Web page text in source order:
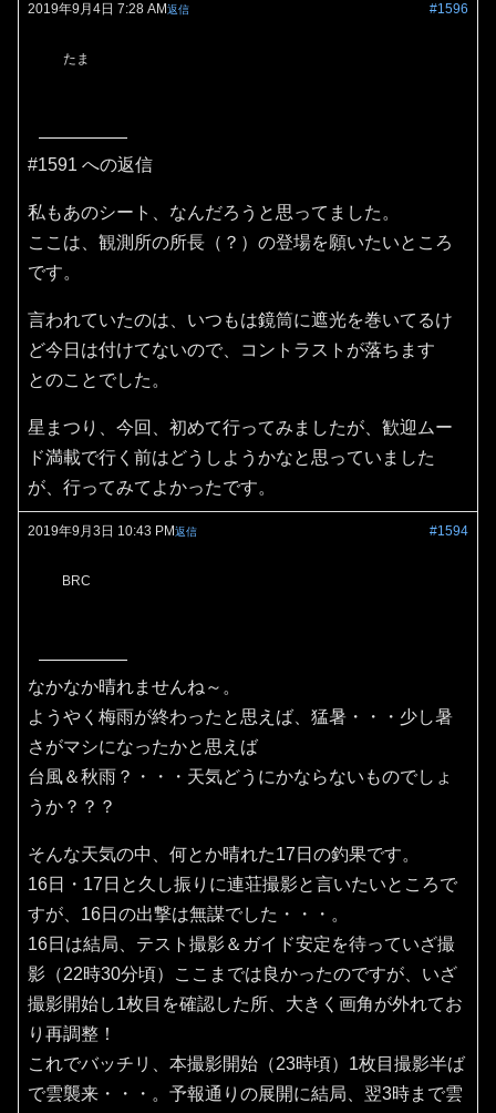
2019年9月4日 7:28 AM #1596
返信
たま
#1591 への返信
私もあのシート、なんだろうと思ってました。
ここは、観測所の所長（？）の登場を願いたいところ
です。
言われていたのは、いつもは鏡筒に遮光を巻いてるけ
ど今日は付けてないので、コントラストが落ちます
とのことでした。
星まつり、今回、初めて行ってみましたが、歓迎ムー
ド満載で行く前はどうしようかなと思っていました
が、行ってみてよかったです。
2019年9月3日 10:43 PM #1594
返信
BRC
なかなか晴れませんね～。
ようやく梅雨が終わったと思えば、猛暑・・・少し暑
さがマシになったかと思えば
台風＆秋雨？・・・天気どうにかならないものでしょ
うか？？？
そんな天気の中、何とか晴れた17日の釣果です。
16日・17日と久し振りに連荘撮影と言いたいところで
すが、16日の出撃は無謀でした・・・。
16日は結局、テスト撮影＆ガイド安定を待っていざ撮
影（22時30分頃）ここまでは良かったのですが、いざ
撮影開始し1枚目を確認した所、大きく画角が外れてお
り再調整！
これでバッチリ、本撮影開始（23時頃）1枚目撮影半ば
で雲襲来・・・。予報通りの展開に結局、翌3時まで雲